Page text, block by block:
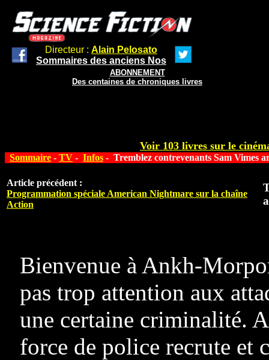
Directeur : Alain Pelosato
Sommaires des anciens Nos
ABONNEMENT
Des centaines de chroniques livres
Voir 103 livres sur le
Sommaire - TV - Infos - Tremblez contrevenants Sam Vimes
Article précédent :
Programmation spéciale American Nightmare sur la chaîne
Action
Bienvenue à Ankh-
pas trop attention aux
une certaine criminalité.
force de police recrute et